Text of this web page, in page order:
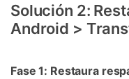
Solución 2:
Android >
Fase 1: Restaura